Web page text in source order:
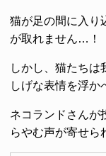
猫が足の間に入り
が取れません…！
しかし、猫たちは
しげな表情を浮か
ネコランドさんが
らやむ声が寄せら